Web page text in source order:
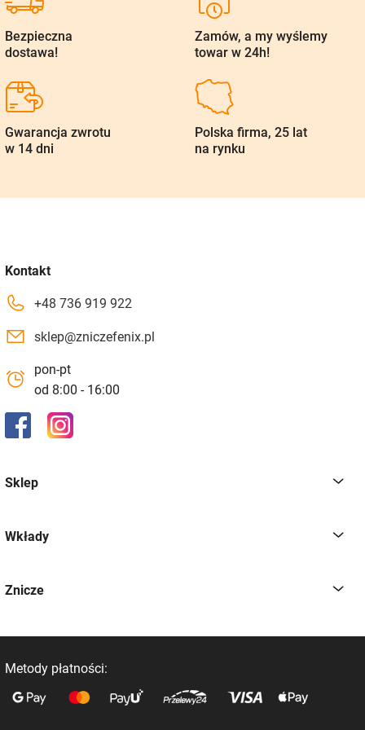
Bezpieczna
dostawa!
Zamów, a my wyślemy
towar w 24h!
Gwarancja zwrotu
w 14 dni
Polska firma, 25 lat
na rynku
Kontakt
+48 736 919 922
sklep@zniczefenix.pl
pon-pt
od 8:00 - 16:00
Sklep
Wkłady
Znicze
Metody płatności: